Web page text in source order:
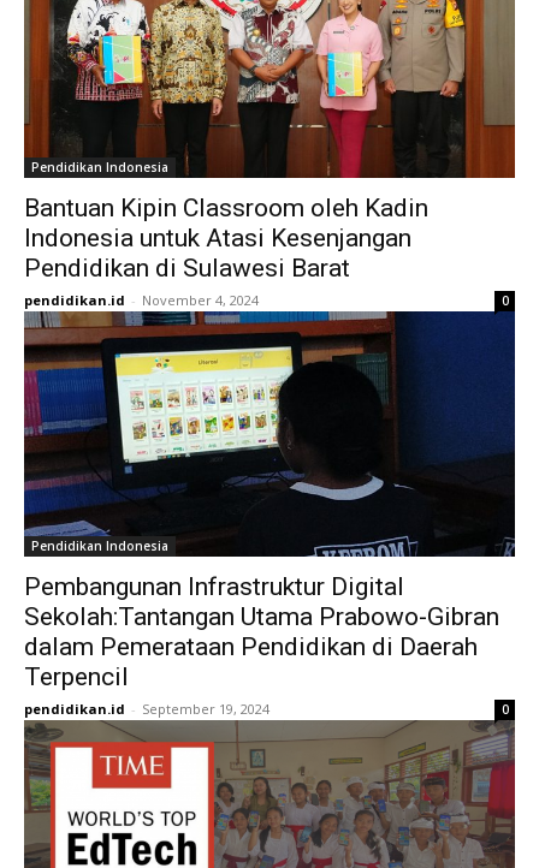
Pendidikan Indonesia
Bantuan Kipin Classroom oleh Kadin
Indonesia untuk Atasi Kesenjangan
Pendidikan di Sulawesi Barat
pendidikan.id - November 4, 2024 0
Pendidikan Indonesia
Pembangunan Infrastruktur Digital
Sekolah:Tantangan Utama Prabowo-Gibran
dalam Pemerataan Pendidikan di Daerah
Terpencil
pendidikan.id - September 19, 2024 0